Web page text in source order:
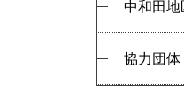
中和田地
協力団体